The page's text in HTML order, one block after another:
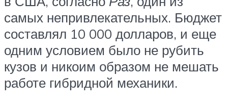
самых непривлекательных. Бюджет
составлял 10 000 долларов, и еще
одним условием было не рубить
кузов и никоим образом не мешать
работе гибридной механики.